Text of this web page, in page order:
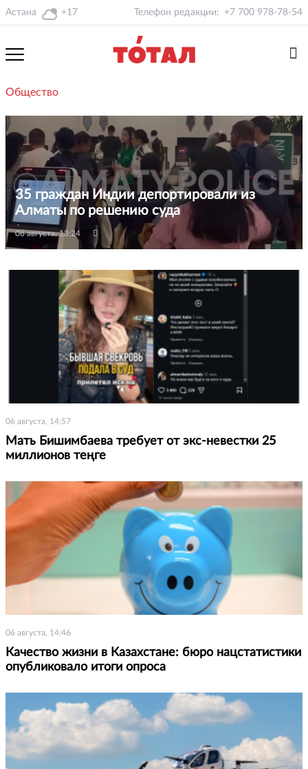
Астана +17 Телефон редакции: +7 700 978-78-54
Общество
35 граждан Индии депортировали из
Алматы по решению суда
06 августа, 13:24
06 августа, 14:57
Мать Бишимбаева требует от экс-невестки 25
миллионов теңге
06 августа, 14:46
Качество жизни в Казахстане: бюро нацстатистики
опубликовало итоги опроса